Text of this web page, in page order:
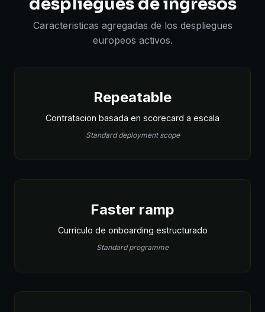
Caracteristicas agregadas de los despliegues
europeos activos.
Repeatable
Contratacion basada en scorecard a escala
Standard deployment scope
Faster ramp
Curriculo de onboarding estructurado
Standard programme